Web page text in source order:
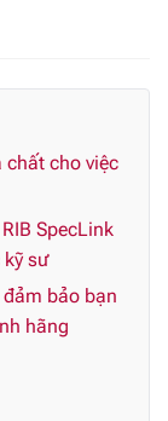
chất cho việc
SpecLink
sư
bảo bạn
hãng